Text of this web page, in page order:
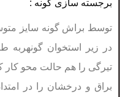
برجسته سازی گونه :
توسط براش گونه سایز
در زیر استخوان گونهربه
تیرگی را هم حالت محو کار
براق و درخشان را در